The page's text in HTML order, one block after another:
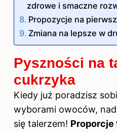
zdrowe i smaczne
Propozycje na
Zmiana na lepsze w
Pyszności na
cukrzyka
Kiedy już poradzisz
wyborami owoców,
się talerzem! Proporcje